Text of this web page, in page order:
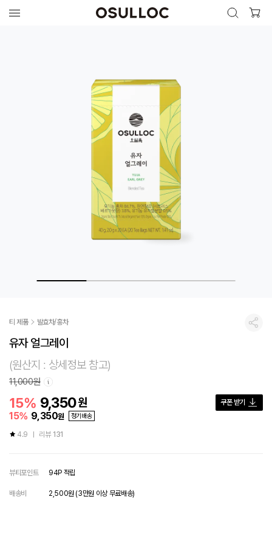
검색 열기
공유
티 제품 발효차/홍차
유자 얼그레이
(원산지 : 상세정보 참고)
11,000원
15% 9,350원 쿠폰 받기
15% 9,350원 정기배송
4.9 리뷰 131
뷰티포인트 94P 적립
배송비 2,500원 (3만원 이상 무료배송)